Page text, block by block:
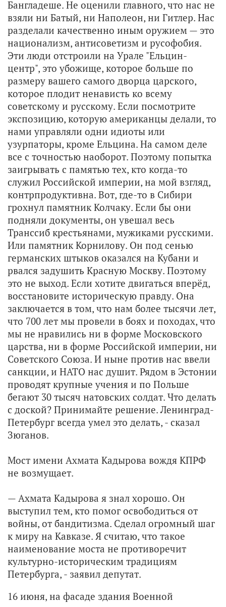
Бангладеше. Не оценили главного, что нас не
взяли ни Батый, ни Наполеон, ни Гитлер. Нас
разделали качественно иным оружием — это
национализм, антисоветизм и русофобия.
Эти люди отстроили на Урале "Ельцин-
центр", это убожище, которое больше по
размеру вашего самого дворца царского,
которое плодит ненависть ко всему
советскому и русскому. Если посмотрите
экспозицию, которую американцы делали, то
нами управляли одни идиоты или
узурпаторы, кроме Ельцина. На самом деле
все с точностью наоборот. Поэтому попытка
заигрывать с памятью тех, кто когда-то
служил Российской империи, на мой взгляд,
контрпродуктивна. Вот, где-то в Сибири
грохнул памятник Колчаку. Если бы они
подняли документы, он увешал весь
Транссиб крестьянами, мужиками русскими.
Или памятник Корнилову. Он под сенью
германских штыков оказался на Кубани и
рвался задушить Красную Москву. Поэтому
это не выход. Если хотите двигаться вперёд,
восстановите историческую правду. Она
заключается в том, что нам более тысячи лет,
что 700 лет мы провели в боях и походах, что
мы не нравились ни в форме Московского
царства, ни в форме Российской империи, ни
Советского Союза. И ныне против нас ввели
санкции, и НАТО нас душит. Рядом в Эстонии
проводят крупные учения и по Польше
бегают 30 тысяч натовских солдат. Что делать
с доской? Принимайте решение. Ленинград-
Петербург всегда умел это делать, - сказал
Зюганов.
Мост имени Ахмата Кадырова вождя КПРФ
не возмущает.
— Ахмата Кадырова я знал хорошо. Он
выступил тем, кто помог освободиться от
войны, от бандитизма. Сделал огромный шаг
к миру на Кавказе. Я считаю, что такое
наименование моста не противоречит
культурно-историческим традициям
Петербурга, - заявил депутат.
16 июня, на фасаде здания Военной